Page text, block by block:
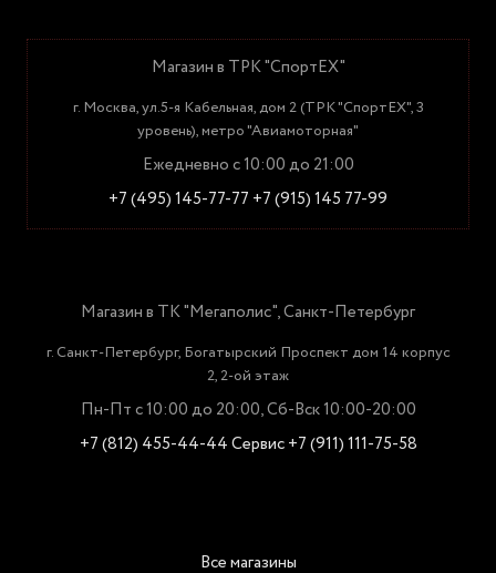
Магазин в ТРК "СпортЕХ"
г. Москва, ул.5-я Кабельная, дом 2 (ТРК "СпортЕХ", 3
уровень), метро "Авиамоторная"
Ежедневно с 10:00 до 21:00
+7 (495) 145-77-77 +7 (915) 145 77-99
Магазин в ТК "Мегаполис", Санкт-Петербург
г. Санкт-Петербург, Богатырский Проспект дом 14 корпус
2, 2-ой этаж
Пн-Пт с 10:00 до 20:00, Сб-Вск 10:00-20:00
+7 (812) 455-44-44Сервис +7 (911) 111-75-58
Все магазины